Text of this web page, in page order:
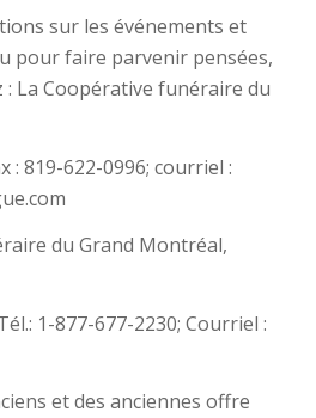
sur les événements et
pour faire parvenir pensées,
La Coopérative funéraire du
: 819-622-0996; courriel :
du Grand Montréal,
1-877-677-2230; Courriel :
et des anciennes offre